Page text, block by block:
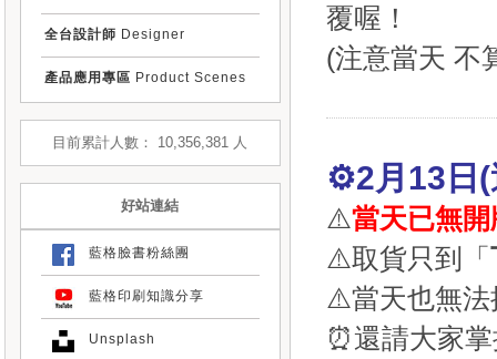
全台設計師 Designer
產品應用專區 Product Scenes
目前累計人數： 10,356,381 人
好站連結
藍格臉書粉絲團
藍格印刷知識分享
Unsplash
覆喔！
(注意當天 不
⚙️2月13日(
⚠️當天已無
⚠️取貨只到「
⚠️當天也無法
⏰還請大家